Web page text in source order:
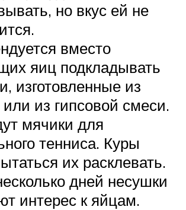
но вкус ей не
вместо
яиц подкладывать
изготовленные из
из гипсовой смеси.
мячики для
тенниса. Куры
их расклевать.
дней несушки
интерес к яйцам.